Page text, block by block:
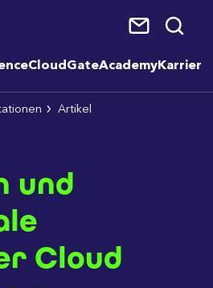
CloudGateAcademyKarriere
Artikel
und
Cloud